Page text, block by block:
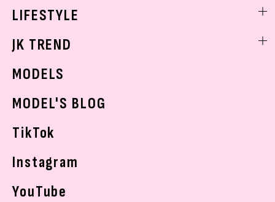
ボディケア
学校ヘアメイク
K-POP
LIFESTYLE
モデルの購入品
JK TREND
MODELS
MODEL'S BLOG
TikTok
Instagram
YouTube